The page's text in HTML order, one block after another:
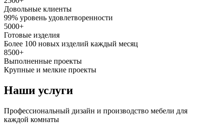
Довольные клиенты
99% уровень удовлетворенности
5000+
Готовые изделия
Более 100 новых изделий каждый месяц
8500+
Выполненные проекты
Крупные и мелкие проекты
Наши услуги
Профессиональный дизайн и производство мебели для
каждой комнаты